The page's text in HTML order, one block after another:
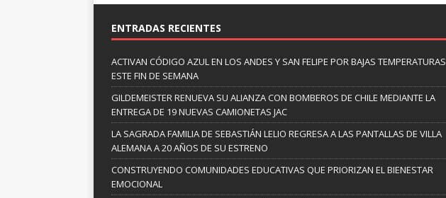
ENTRADAS RECIENTES
ACTIVAN CÓDIGO AZUL EN LOS ANDES Y SAN FELIPE POR BAJAS TEMPERATURAS
ESTE FIN DE SEMANA
GILDEMEISTER RENUEVA SU ALIANZA CON BOMBEROS DE CHILE MEDIANTE LA
ENTREGA DE 19 NUEVAS CAMIONETAS JAC
LA SAGRADA FAMILIA DE SEBASTIÁN LELIO REGRESA A LAS PANTALLAS DE VILLA
ALEMANA A 20 AÑOS DE SU ESTRENO
CONSTRUYENDO COMUNIDADES EDUCATIVAS QUE PRIORIZAN EL BIENESTAR
EMOCIONAL